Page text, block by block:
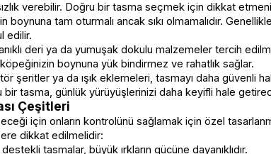
verebilir. Doğru bir tasma seçmek için dikkat
boynuna tam oturmalı ancak sıkı olmamalıdır.
edilir.
deri ya da yumuşak dokulu malzemeler tercih
boynuna yük bindirmez ve rahatlık sağlar.
şeritler ya da ışık eklemeleri, tasmayı daha güvenli
tasma, günlük yürüyüşlerinizi daha keyifli hale
Çeşitleri
için onların kontrolünü sağlamak için özel
dikkat edilmelidir:
tasmalar, büyük ırkların gücüne dayanıklıdır.